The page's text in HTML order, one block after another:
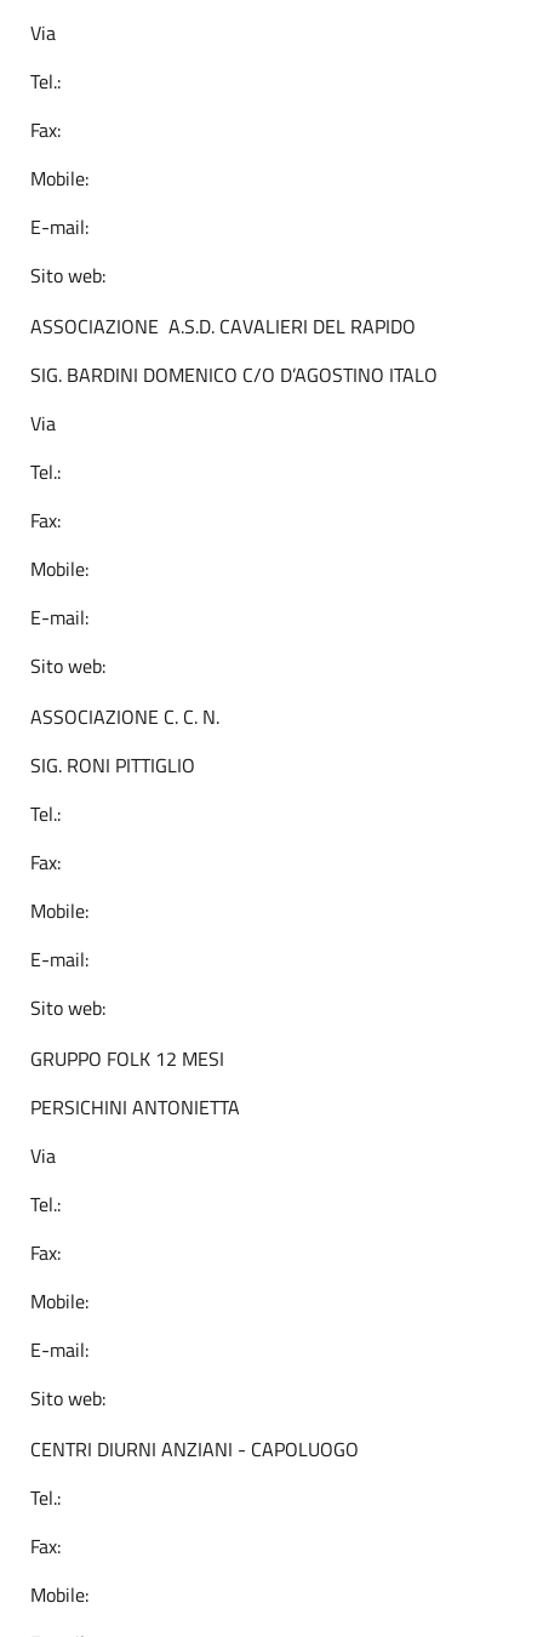
Via
Tel.:
Fax:
Mobile:
E-mail:
Sito web:
ASSOCIAZIONE A.S.D. CAVALIERI DEL RAPIDO
SIG. BARDINI DOMENICO C/O D’AGOSTINO ITALO
Via
Tel.:
Fax:
Mobile:
E-mail:
Sito web:
ASSOCIAZIONE C. C. N.
SIG. RONI PITTIGLIO
Tel.:
Fax:
Mobile:
E-mail:
Sito web:
GRUPPO FOLK 12 MESI
PERSICHINI ANTONIETTA
Via
Tel.:
Fax:
Mobile:
E-mail:
Sito web:
CENTRI DIURNI ANZIANI - CAPOLUOGO
Tel.:
Fax:
Mobile: